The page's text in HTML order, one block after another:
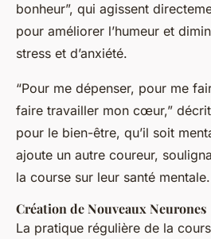
bonheur”, qui agissent
pour améliorer l’humeur et
stress et d’anxiété.
“Pour me dépenser, pour me
faire travailler mon cœur,”
pour le bien-être, qu’il soit
ajoute un autre coureur,
la course sur leur santé mentale.
Création de Nouveaux Neurones
La pratique régulière de la